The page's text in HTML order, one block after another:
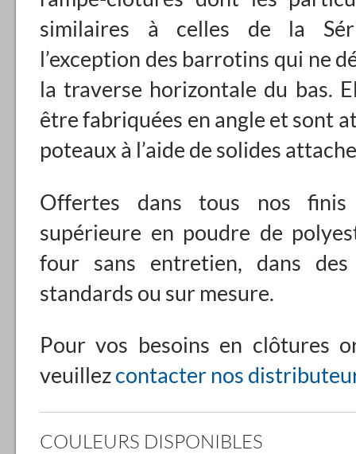
similaires à celles de la
l’exception des barrotins qui ne
la traverse horizontale du bas.
être fabriquées en angle et sont
poteaux à l’aide de solides
Offertes dans tous nos
supérieure en poudre de
four sans entretien, dans des
standards ou sur mesure.
Pour vos besoins en clôtures
veuillezcontacter nos
COULEURS DISPONIBLES